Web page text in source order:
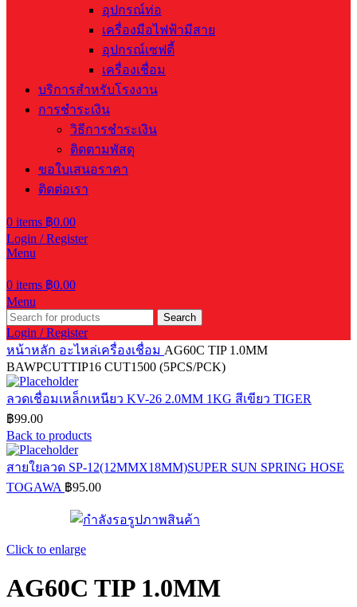
อุปกรณ์ท่อ
เครื่องมือไฟฟ้ามีสาย
อุปกรณ์เซฟตี้
เครื่องเชื่อม
บริการสำหรับโรงงาน
การชำระเงิน
วิธีการชำระเงิน
ติดตามพัสดุ
ขอใบเสนอราคา
ติดต่อเรา
0 items ฿0.00
Login / Register
Menu
0 items ฿0.00
Menu
Search
Login / Register
หน้าหลัก อะไหล่เครื่องเชื่อม AG60C TIP 1.0MM
BAWPCUTTIP16 CUT1500 (5PCS/PCK)
ลวดเชื่อมเหล็กเหนียว KV-26 2.0MM 1KG สีเขียว TIGER
฿99.00
Back to products
สายใยลวด SP-12(12MMX18MM)SUPER SUN SPRING HOSE
TOGAWA ฿95.00
Click to enlarge
AG60C TIP 1.0MM